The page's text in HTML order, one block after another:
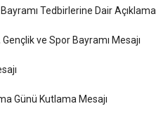
Tedbirlerine Dair Açıklama
ve Spor Bayramı Mesajı
Günü Kutlama Mesajı